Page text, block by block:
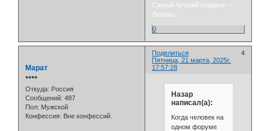
Самый лучший подарок —
Любовь.
0
Поделиться
4
Пятница, 21 марта, 2025г.
17:57:28
Марат
⭒⭒⭒⭒
Откуда: Россия
Сообщений: 487
Пол: Мужской
Конфессия: Вне конфессий.
Назар
написал(а):
Когда человек на
одном форуме